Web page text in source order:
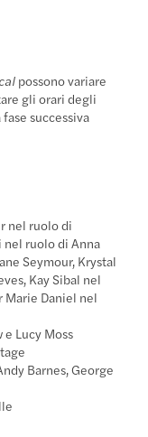
possono variare
gli orari degli
successiva
nel ruolo di
nel ruolo di Anna
Seymour, Krystal
Kay Sibal nel
Marie Daniel nel
e Lucy Moss
Barnes, George